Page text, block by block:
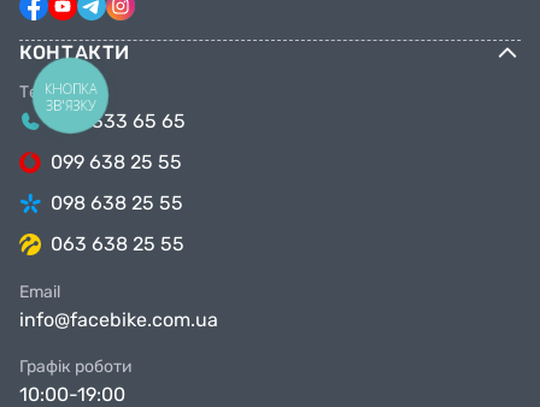
КОНТАКТИ
Телефони
044 333 65 65
099 638 25 55
098 638 25 55
063 638 25 55
Email
info@facebike.com.ua
Графік роботи
10:00-19:00
КНОПКА
ЗВ'ЯЗКУ